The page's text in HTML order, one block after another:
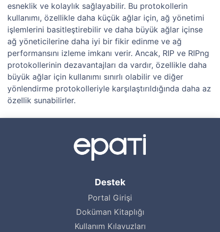
esneklik ve kolaylık sağlayabilir. Bu protokollerin
kullanımı, özellikle daha küçük ağlar için, ağ yönetimi
işlemlerini basitleştirebilir ve daha büyük ağlar içinse
ağ yöneticilerine daha iyi bir fikir edinme ve ağ
performansını izleme imkanı verir. Ancak, RIP ve RIPng
protokollerinin dezavantajları da vardır, özellikle daha
büyük ağlar için kullanımı sınırlı olabilir ve diğer
yönlendirme protokolleriyle karşılaştırıldığında daha az
özellik sunabilirler.
Destek
Portal Girişi
Doküman Kitaplığı
Kullanım Kılavuzları